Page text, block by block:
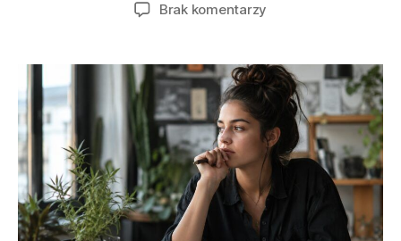
Brak komentarzy
podstaw
–
czym
jest,
jak
powstaje
i
dlaczego
budzi